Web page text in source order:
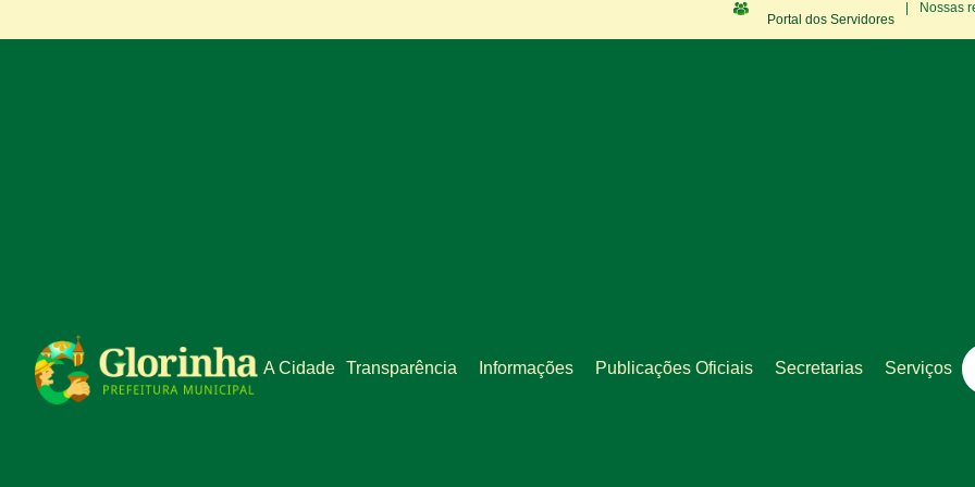
Portal dos Servidores
Nossas
A Cidade Transparência Informações Publicações Oficiais Secretarias Serviços